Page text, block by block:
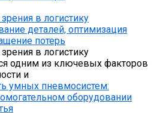
в логистику
деталей, оптимизация
потерь
в логистику
одним из ключевых факторов
и